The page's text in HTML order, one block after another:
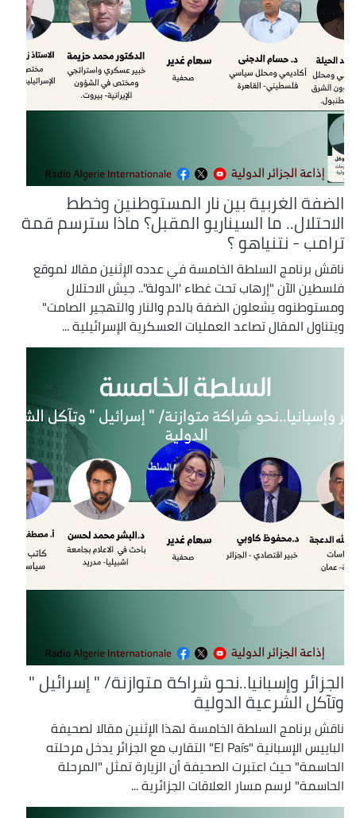
الضفة الغربية بين نار المستوطنين وخطط
الاحتلال.. ما السيناريو المقبل؟ ماذا سترسم قمة
ترامب - نتنياهو ؟
ناقش برنامج السلطة الخامسة في عدده الإثنين مقالا لموقع
فلسطين الآن "إرهاب تحت غطاء 'الدولة".. جيش الاحتلال
ومستوطنوه يشعلون الضفة بالدم والنار والتهجير الصامت"
ويتناول المقال تصاعد العمليات العسكرية الإسرائيلية ...
الجزائر وإسبانيا..نحو شراكة متوازنة/ " إسرائيل "
وتآكل الشرعية الدولية
ناقش برنامج السلطة الخامسة لهذا الإثنين مقالا لصحيفة
الباييس الإسبانية "El País" التقارب مع الجزائر يدخل مرحلته
الحاسمة" حيث اعتبرت الصحيفة أن الزيارة تمثل "المرحلة
الحاسمة" لرسم مسار العلاقات الجزائرية ...